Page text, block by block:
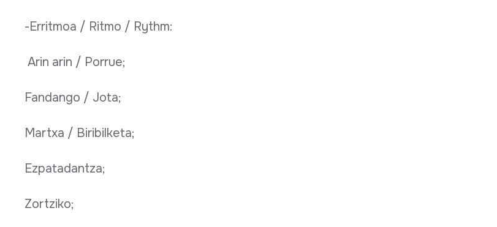
-Erritmoa / Ritmo / Rythm:
Arin arin / Porrue;
Fandango / Jota;
Martxa / Biribilketa;
Ezpatadantza;
Zortziko;